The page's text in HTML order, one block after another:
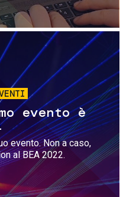
evento è
evento. Non a caso,
al BEA 2022.